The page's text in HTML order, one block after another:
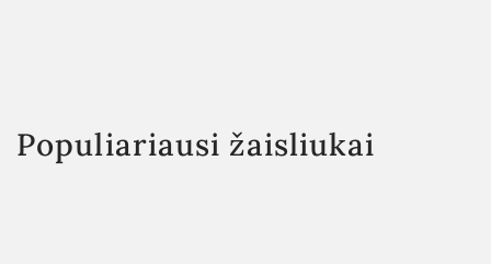
Populiariausi žaisliukai